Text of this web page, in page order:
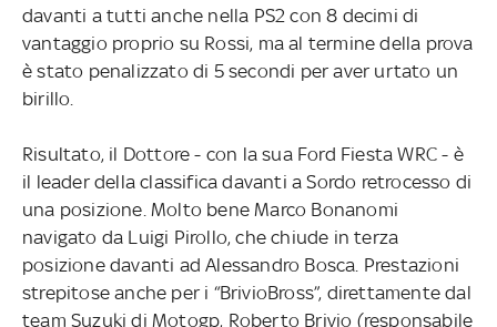
davanti a tutti anche nella PS2 con 8 decimi di
vantaggio proprio su Rossi, ma al termine della prova
è stato penalizzato di 5 secondi per aver urtato un
birillo.
Risultato, il Dottore - con la sua Ford Fiesta WRC - è
il leader della classifica davanti a Sordo retrocesso di
una posizione. Molto bene Marco Bonanomi
navigato da Luigi Pirollo, che chiude in terza
posizione davanti ad Alessandro Bosca. Prestazioni
strepitose anche per i “BrivioBross”, direttamente dal
team Suzuki di Motogp, Roberto Brivio (responsabile